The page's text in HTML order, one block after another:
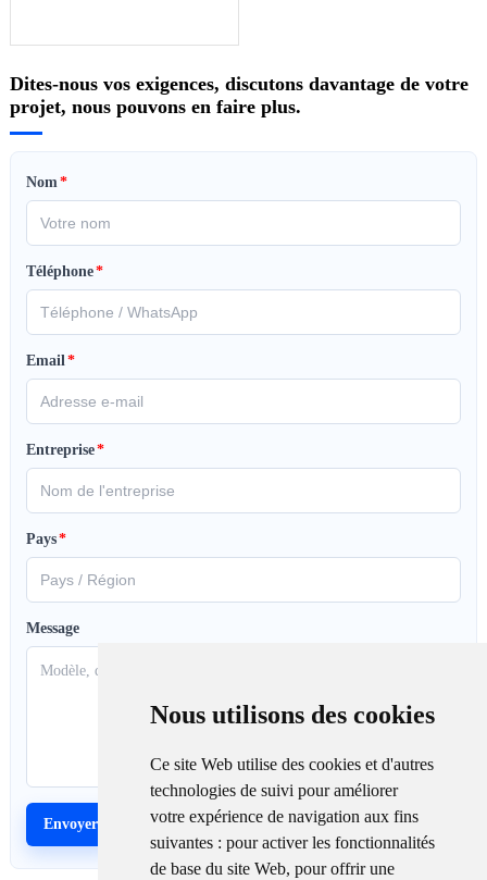
Nous utilisons des cookies
Ce site Web utilise des cookies et d'autres
technologies de suivi pour améliorer
votre expérience de navigation aux fins
suivantes : pour activer les fonctionnalités
de base du site Web, pour offrir une
Dites-nous vos exigences, discutons davantage de votre
projet, nous pouvons en faire plus.
Nom *
Téléphone*
Email *
Entreprise*
Pays*
Message